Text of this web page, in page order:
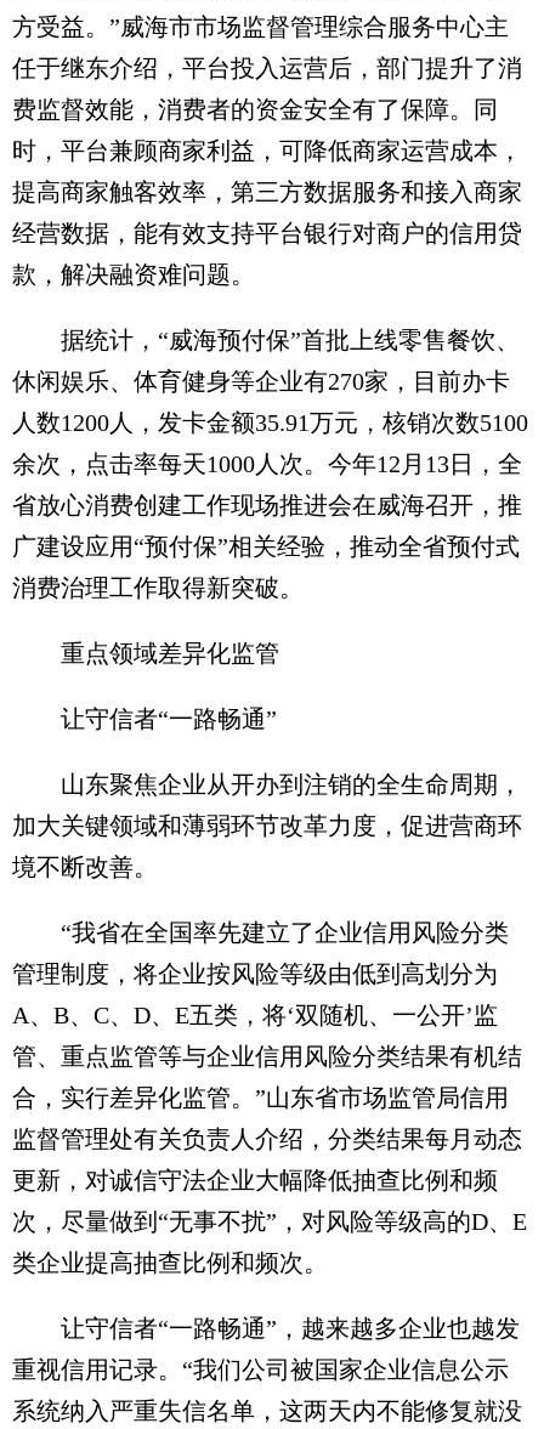
方受益。”威海市市场监督管理综合服务中心主
任于继东介绍，平台投入运营后，部门提升了消
费监督效能，消费者的资金安全有了保障。同
时，平台兼顾商家利益，可降低商家运营成本，
提高商家触客效率，第三方数据服务和接入商家
经营数据，能有效支持平台银行对商户的信用贷
款，解决融资难问题。
据统计，“威海预付保”首批上线零售餐饮、
休闲娱乐、体育健身等企业有270家，目前办卡
人数1200人，发卡金额35.91万元，核销次数5100
余次，点击率每天1000人次。今年12月13日，全
省放心消费创建工作现场推进会在威海召开，推
广建设应用“预付保”相关经验，推动全省预付式
消费治理工作取得新突破。
重点领域差异化监管
让守信者“一路畅通”
山东聚焦企业从开办到注销的全生命周期，
加大关键领域和薄弱环节改革力度，促进营商环
境不断改善。
“我省在全国率先建立了企业信用风险分类
管理制度，将企业按风险等级由低到高划分为
A、B、C、D、E五类，将‘双随机、一公开’监
管、重点监管等与企业信用风险分类结果有机结
合，实行差异化监管。”山东省市场监管局信用
监督管理处有关负责人介绍，分类结果每月动态
更新，对诚信守法企业大幅降低抽查比例和频
次，尽量做到“无事不扰”，对风险等级高的D、E
类企业提高抽查比例和频次。
让守信者“一路畅通”，越来越多企业也越发
重视信用记录。“我们公司被国家企业信息公示
系统纳入严重失信名单，这两天内不能修复就没